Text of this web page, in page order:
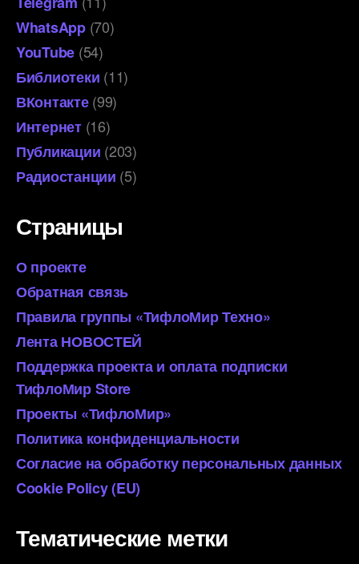
WhatsApp(70)
YouTube (54)
Библиотеки (11)
ВКонтакте(99)
Интернет(16)
Публикации (203)
Радиостанции (5)
Страницы
О проекте
Обратная связь
Правила группы «ТифлоМир Техно»
Лента НОВОСТЕЙ
Поддержка проекта и оплата подписки
ТифлоМир Store
Проекты «ТифлоМир»
Политика конфиденциальности
Согласие на обработку персональных данных
Cookie Policy (EU)
Тематические метки